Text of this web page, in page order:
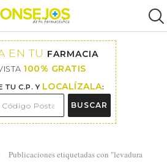
EN TU FARMACIA
100% GRATIS
TU C.P. Y LOCALÍZALA:
BUSCAR
Publicaciones etiquetadas con "levadura